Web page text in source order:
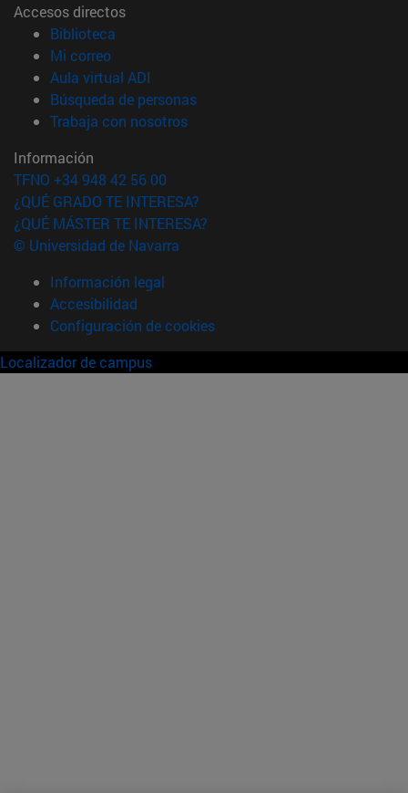
Accesos directos
Biblioteca
Mi correo(abre en nueva ventana)
Aula virtual ADI
Búsqueda de personas(abre en nueva ventana)
Trabaja con nosotros(abre en nueva ventana)
Información
TFNO +34 948 42 56 00
¿QUÉ GRADO TE INTERESA?
¿QUÉ MÁSTER TE INTERESA?
© Universidad de Navarra
Información legal
Accesibilidad
Configuración de cookies
Localizador de campus